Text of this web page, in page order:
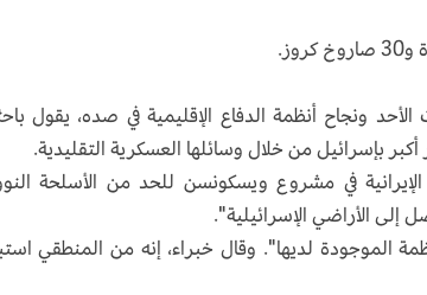
ونجاح أنظمة الدفاع الإقليمية في صده، يقول
بإسرائيل من خلال وسائلها العسكرية التقليدية.
في مشروع ويسكونسن للحد من الأسلحة
الأراضي الإسرائيلية".
لديها". وقال خبراء، إنه من المنطقي